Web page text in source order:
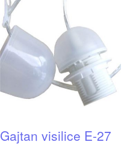
Gajtan visilice E-27